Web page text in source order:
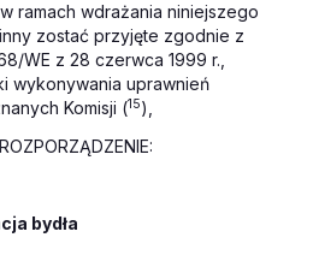
ramach wdrażania niniejszego
zostać przyjęte zgodnie z
WE z 28 czerwca 1999 r.,
wykonywania uprawnień
Komisji (15),
bydła